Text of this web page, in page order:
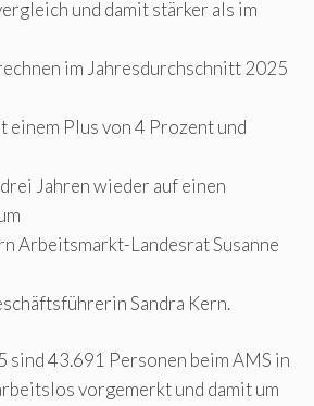
und damit stärker als im
im Jahresdurchschnitt 2025
Plus von 4 Prozent und
Jahren wieder auf einen
Arbeitsmarkt-Landesrat Susanne
Sandra Kern.
sind 43.691 Personen beim AMS in
vorgemerkt und damit um